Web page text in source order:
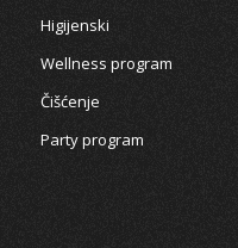
Higijenski
Wellness program
Čišćenje
Party program